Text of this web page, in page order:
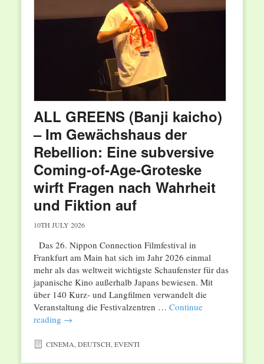
ALL GREENS (Banji kaicho)
– Im Gewächshaus der
Rebellion: Eine subversive
Coming-of-Age-Groteske
wirft Fragen nach Wahrheit
und Fiktion auf
10TH JULY 2026
Das 26. Nippon Connection Filmfestival in
Frankfurt am Main hat sich im Jahr 2026 einmal
mehr als das weltweit wichtigste Schaufenster für das
japanische Kino außerhalb Japans bewiesen. Mit
über 140 Kurz- und Langfilmen verwandelt die
Veranstaltung die Festivalzentren … Continue
reading →
CINEMA,DEUTSCH,EVENTI